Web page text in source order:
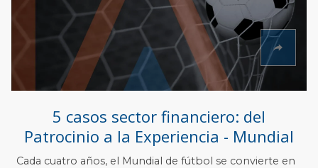
5 casos sector financiero: del
Patrocinio a la Experiencia - Mundial
Cada cuatro años, el Mundial de fútbol se convierte en